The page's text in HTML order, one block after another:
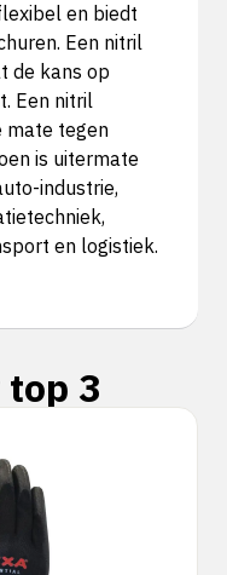
en biedt
Een nitril
de kans op
Een nitril
mate tegen
is uitermate
industrie,
en logistiek.
top 3